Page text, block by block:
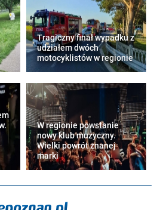
Tragiczny finał wypadku z
udziałem dwóch
motocyklistów w regionie
W regionie powstanie
nowy klub muzyczny.
Wielki powrót znanej
marki